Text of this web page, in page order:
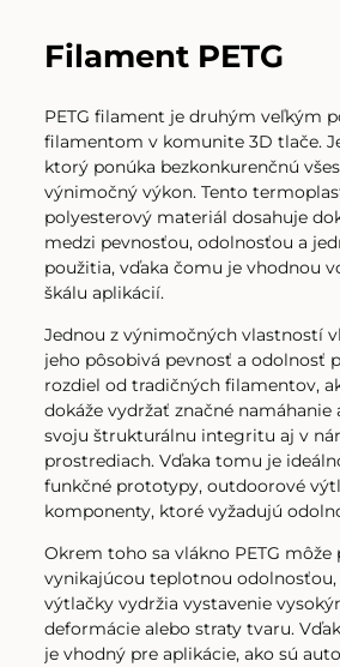
Filament PETG
PETG filament je druhým veľkým
filamentom v komunite 3D tlače.
ktorý ponúka bezkonkurenčnú
výnimočný výkon. Tento
polyesterový materiál dosahuje
medzi pevnosťou, odolnosťou a
použitia, vďaka čomu je vhodnou
škálu aplikácií.
Jednou z výnimočných vlastností
jeho pôsobivá pevnosť a odolnosť
rozdiel od tradičných filamentov,
dokáže vydržať značné namáhanie
svoju štrukturálnu integritu aj v
prostrediach. Vďaka tomu je
funkčné prototypy, outdoorové
komponenty, ktoré vyžadujú
Okrem toho sa vlákno PETG môže
vynikajúcou teplotnou odolnosťou,
výtlačky vydržia vystavenie
deformácie alebo straty tvaru.
je vhodný pre aplikácie, ako sú